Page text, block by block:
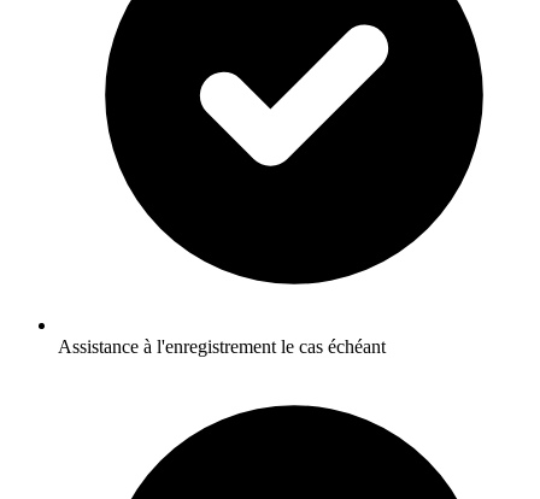
Assistance à l'enregistrement le cas échéant